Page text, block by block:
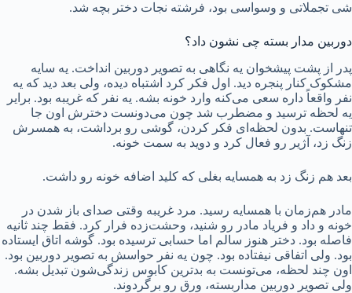
شی تجملاتی و وسواسی بود، فرشته نجات دختر بچه شد.
دوربین مدار بسته چی نشون داد؟
پدر از پشت پیشخوان یه نگاهی به تصویر دوربین انداخت. یه سایه
مشکوک کنار پنجره دید. اول فکر کرد اشتباه دیده، ولی بعد دید که یه
نفر واقعاً داره سعی می‌کنه وارد خونه بشه. یه نفر که غریبه بود. برایر
یه لحظه ترسید و مضطرب شد چون می‌دونست دخترش اون‌ جا
تنهاست. بدون لحظه‌ای فکر کردن، گوشی رو برداشت، به همسرش
زنگ زد، آژیر رو فعال کرد و دوید به سمت خونه.
بعد هم زنگ زد به همسایه بغلی که کلید اضافه خونه رو داشت.
مادر هم‌زمان با همسایه رسید. مرد غریبه وقتی صدای باز شدن در
خونه و داد و فریاد مادر رو شنید، وحشت‌زده فرار کرد. فقط چند ثانیه
فاصله بود. دختر هنوز سالم اما حسابی ترسیده بود. گوشه اتاق ایستاده
بود. ولی اتفاقی نیفتاده بود. چون یه نفر حواسش به تصویر دوربین بود.
اون چند لحظه، می‌تونست به بدترین کابوس زندگی‌شون تبدیل بشه.
ولی تصویر دوربین مداربسته، ورق رو برگردوند.